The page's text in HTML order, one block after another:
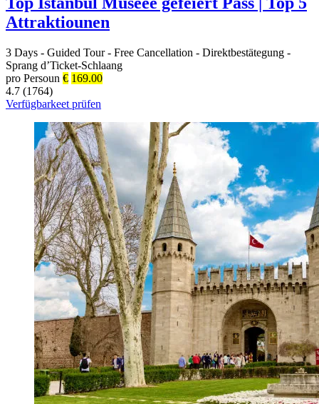
Attraktiounen
3 Days - Guided Tour - Free Cancellation - Direktbestätegung -
Sprang d’Ticket-Schlaang
pro Persoun € 169.00
4.7 (1764)
Verfügbarkeet prüfen